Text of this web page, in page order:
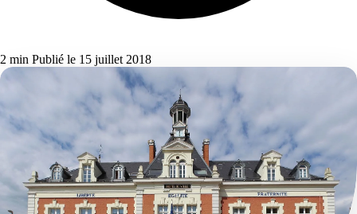
2 min Publié le 15 juillet 2018